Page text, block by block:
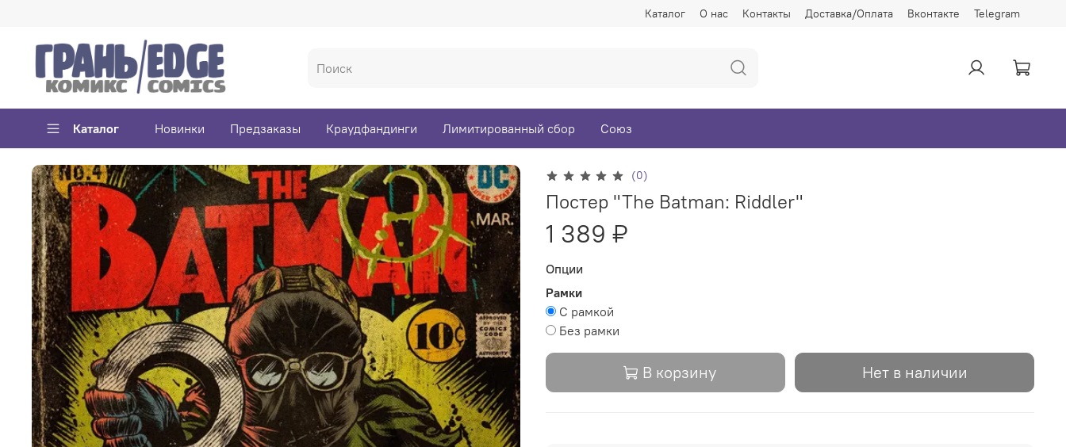
Каталог О нас Контакты Доставка/Оплата Вконтакте Telegram
Каталог Новинки Предзаказы Краудфандинги Лимитированный сбор Союз
(0)
Постер "The Batman: Riddler"
1 389 ₽
Опции
Рамки
С рамкой
Без рамки
В корзину Нет в наличии